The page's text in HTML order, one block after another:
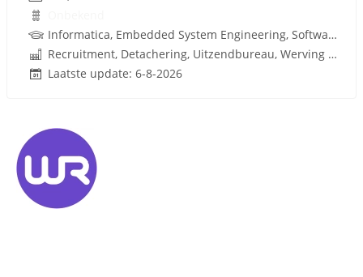
Informatica, Embedded System Engineering, Software ontwikkelaar
Recruitment, Detachering, Uitzendbureau, Werving en Selectie
Laatste update: 6-8-2026